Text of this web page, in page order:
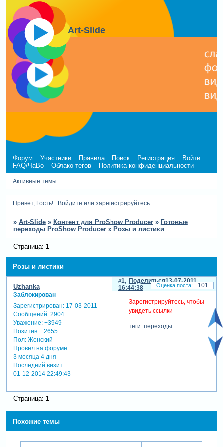
Art-Slide
Форум Участники Правила Поиск Регистрация
Войти
FAQ/ЧаВо
Облако тегов Политика конфиденциальности
Активные темы
Привет, Гость! Войдите или зарегистрируйтесь.
» Art-Slide » Контент для ProShow Producer » Готовые
переходы ProShow Producer » Розы и листики
Розы и листики
Страница: 1
Поделиться
1
13-07-2011
16:44:38
Uzhanka
Заблокирован
Зарегистрирован: 17-03-2011
Сообщений:2904
Уважение: +3949
Позитив: +2655
Пол:Женский
Провел на форуме:
3 месяца 4 дня
Последний визит:
01-12-2014 22:49:43
Зарегистрируйтесь, чтобы
увидеть ссылки
теги: переходы
+101
Страница: 1
Похожие темы